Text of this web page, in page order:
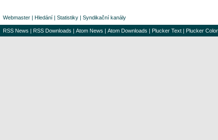
Webmaster | Hledání | Statistiky | Syndikační kanály
RSS News | RSS Downloads | Atom News | Atom Downloads | Plucker Text | Plucker Color